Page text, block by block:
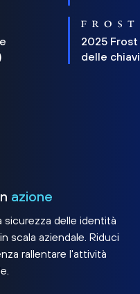
2025 Frost
delle
azione
sicurezza delle identità
scala aziendale. Riduci
rallentare l'attività